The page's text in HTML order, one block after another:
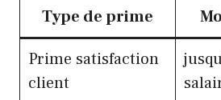
Type de prime
Prime satisfaction
client